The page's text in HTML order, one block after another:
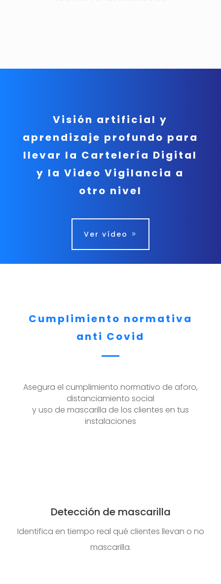
Visión artificial y
aprendizaje profundo para
llevar la Cartelería Digital
y la Video Vigilancia a
otro nivel
Ver vídeo
Cumplimiento normativa
anti Covid
Asegura el cumplimiento normativo de aforo,
distanciamiento social
y uso de mascarilla de los clientes en tus
instalaciones
Detección de mascarilla
Identifica en tiempo real qué clientes llevan o no
mascarilla.